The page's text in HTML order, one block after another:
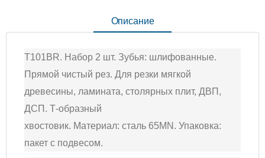
Описание
T101BR. Набор 2 шт. Зубья: шлифованные.
Прямой чистый рез. Для резки мягкой
древесины, ламината, столярных плит, ДВП,
ДСП. Т-образный
хвостовик. Материал: сталь 65MN. Упаковка:
пакет с подвесом.